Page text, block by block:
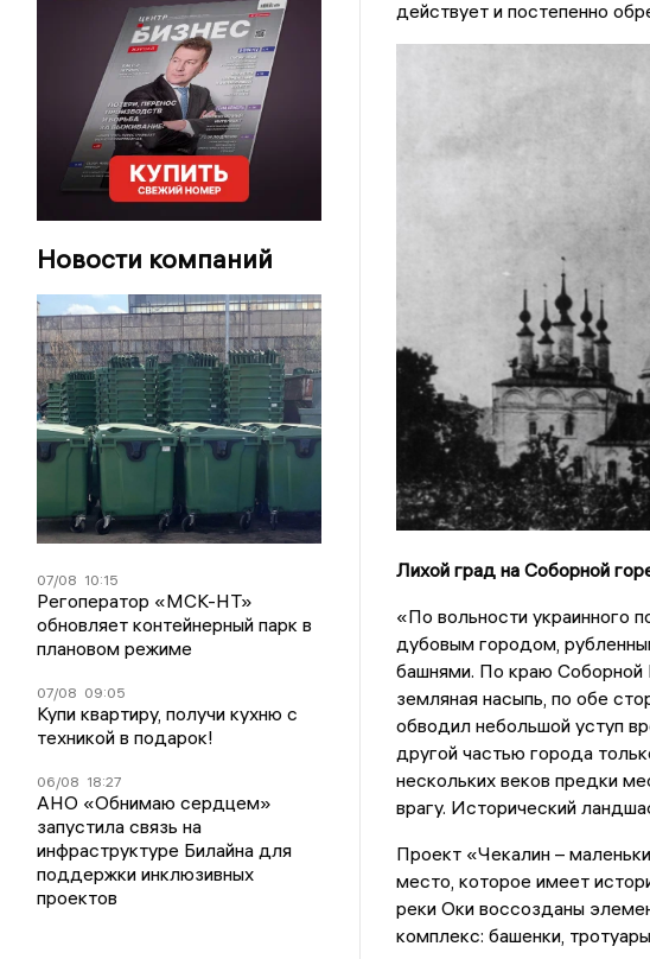
Новости компаний
07/08 10:15
Регоператор «МСК-НТ»
обновляет контейнерный парк в
плановом режиме
07/08 09:05
Купи квартиру, получи кухню с
техникой в подарок!
06/08 18:27
АНО «Обнимаю сердцем»
запустила связь на
инфраструктуре Билайна для
поддержки инклюзивных
проектов
действует и постепенно
Лихой град на Соборной
«По вольности украинного
дубовым городом,
башнями. По краю Соборной
земляная насыпь, по обе
обводил небольшой уступ
другой частью города
нескольких веков предки
врагу. Исторический
Проект «Чекалин –
место, которое имеет
реки Оки воссозданы
комплекс: башенки,